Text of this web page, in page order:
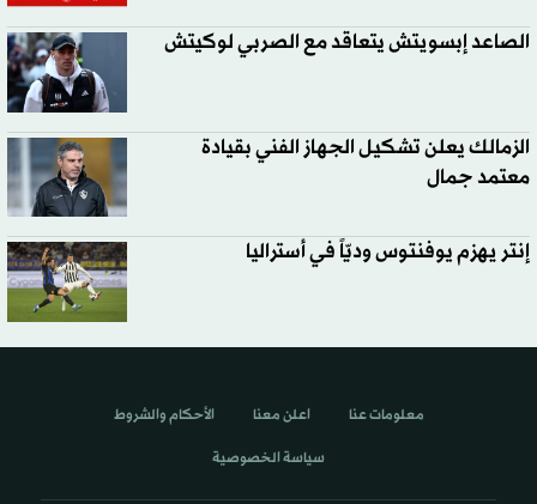
الصاعد إبسويتش يتعاقد مع الصربي لوكيتش
الزمالك يعلن تشكيل الجهاز الفني بقيادة
معتمد جمال
إنتر يهزم يوفنتوس وديّاً في أستراليا
معلومات عنا اعلن معنا الأحكام والشروط
سياسة الخصوصية